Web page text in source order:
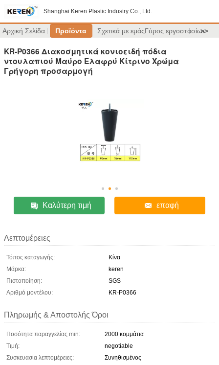
Shanghai Keren Plastic Industry Co., Ltd.
Αρχική Σελίδα Προϊόντα Σχετικά με εμάςΓύρος εργοστασίων
>>
KR-P0366 Διακοσμητικά κονιοειδή πόδια
ντουλαπιού Μαύρο Ελαφρύ Κίτρινο Χρώμα
Γρήγορη προσαρμογή
Καλύτερη τιμή επαφή
Λεπτομέρειες
Τόπος καταγωγής:
Κίνα
Μάρκα:
keren
Πιστοποίηση:
SGS
Αριθμό μοντέλου:
KR-P0366
Πληρωμής & Αποστολής Όροι
Ποσότητα παραγγελίας min:
2000 κομμάτια
Τιμή:
negotiable
Συσκευασία λεπτομέρειες:
Συνηθισμένος